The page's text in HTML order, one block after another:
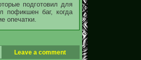
подготовил для
пофикшен баг, когда
опечатки.
Leave a comment